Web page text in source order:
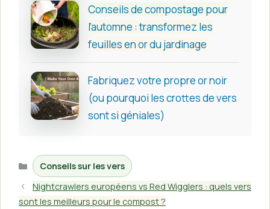
Conseils de compostage pour
l’automne : transformez les
feuilles en or du jardinage
Fabriquez votre propre or noir
(ou pourquoi les crottes de vers
sont si géniales)
Catégories
Conseils sur les vers
Nightcrawlers européens vs Red Wigglers : quels vers
sont les meilleurs pour le compost ?